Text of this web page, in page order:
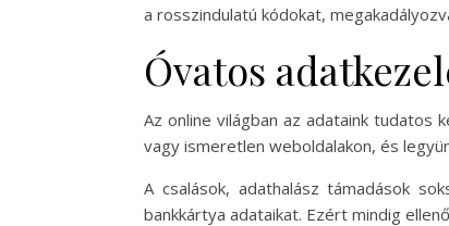
a rosszindulatú kódokat,
Óvatos
Az online világban az adataink tudatos
vagy ismeretlen weboldalakon, és
A csalások, adathalász támadások
bankkártya adataikat. Ezért mindig